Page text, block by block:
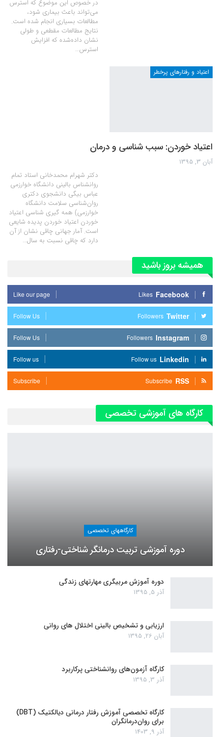
در خصوص این موضوع که استرس
می‌تواند باعث بیماری شود،
مطالعات بسیاری انجام شده است.
نتایج مطالعات مقطعی و طولی
نشان داده‌شده که افزایش
استرس…
اعتیاد و رفتارهای پرخطر
اعتیاد خوردن: سبب شناسی و درمان
آبان 3, 1395
دکتر شهرام محمدخانی استاد تمام
روانشناس بالینی دانشگاه خوارزمی
عباس بیگی دانشجوی دکتری
روان‌شناسی سلامت دانشگاه
خوارزمی) همه گیری شناسی اعتیاد
خوردن اعتیاد خوردن پدیده شایعی
است. آمار جهانی چاقی نشان از آن
دارد که چاقی نسبت به سال…
همیشه بروز باشید
Facebook
Likes
Like our page
Twitter
Followers
Follow Us
Instagram
Followers
Follow Us
Linkedin
Follow us
Follow us
RSS
Subscribe
Subscribe
کارگاه های آموزشی تخصصی
کارگاههای تخصصی
دوره آموزشی تربیت درمانگر شناختی-رفتاری
دوره آموزش مربیگری مهارتهای زندگی
آذر 5, 1395
ارزیابی و تشخیص بالینی اختلال های روانی
آبان 26, 1395
کارگاه آزمون‌های روانشناختی پرکاربرد
آذر 3, 1395
کارگاه تخصصی آموزش رفتار درمانی دیالکتیک (DBT)
برای روان‌درمانگران
آذر 9, 1403